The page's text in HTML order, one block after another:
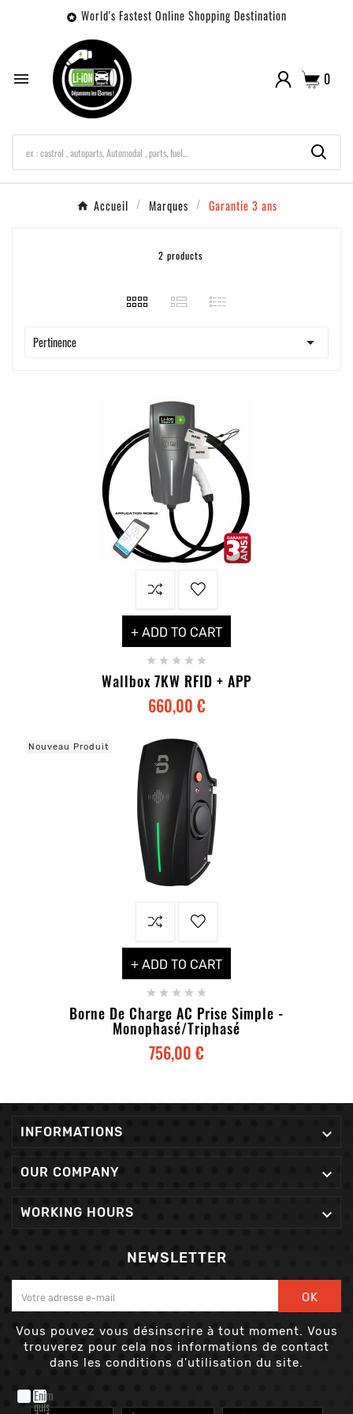
 World's Fastest Online Shopping Destination
 0
Accueil Marques Garantie 3 ans
2 products
Pertinence 
+ ADD TO CART
    
Wallbox 7KW RFID + APP
660,00 €
Nouveau Produit
+ ADD TO CART
    
Borne De Charge AC Prise Simple -
Monophasé/triphasé
756,00 €
INFORMATIONS 
OUR COMPANY 
WORKING HOURS 
NEWSLETTER
OK
Vous pouvez vous désinscrire à tout moment. Vous
trouverez pour cela nos informations de contact
dans les conditions d'utilisation du site.
Enim
quis